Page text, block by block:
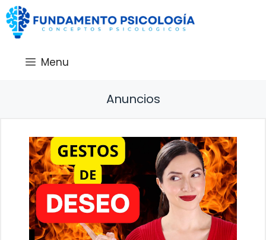
Saltar
al
contenido
Menu
Anuncios